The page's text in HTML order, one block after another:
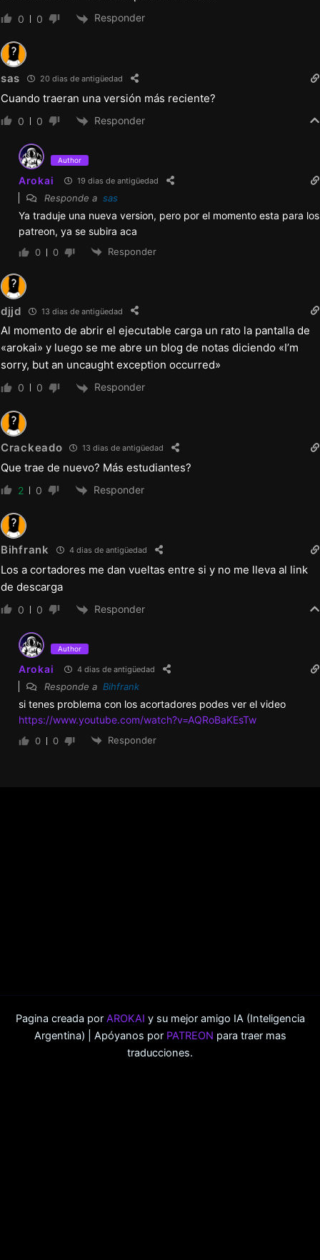
0 0 Responder
sas 20 dias de antigüedad
Cuando traeran una versión más reciente?
0 0 Responder
Author
Arokai 19 dias de antigüedad
Responde a sas
Ya traduje una nueva version, pero por el momento esta para los
patreon, ya se subira aca
0 0 Responder
djjd 13 dias de antigüedad
Al momento de abrir el ejecutable carga un rato la pantalla de
«arokai» y luego se me abre un blog de notas diciendo «I’m
sorry, but an uncaught exception occurred»
0 0 Responder
Crackeado 13 dias de antigüedad
Que trae de nuevo? Más estudiantes?
2 0 Responder
Bihfrank 4 dias de antigüedad
Los a cortadores me dan vueltas entre si y no me lleva al link
de descarga
0 0 Responder
Author
Arokai 4 dias de antigüedad
Responde a Bihfrank
si tenes problema con los acortadores podes ver el video
https://www.youtube.com/watch?v=AQRoBaKEsTw
0 0 Responder
Pagina creada por AROKAI y su mejor amigo IA (Inteligencia
Argentina) | Apóyanos por PATREON para traer mas
traducciones.